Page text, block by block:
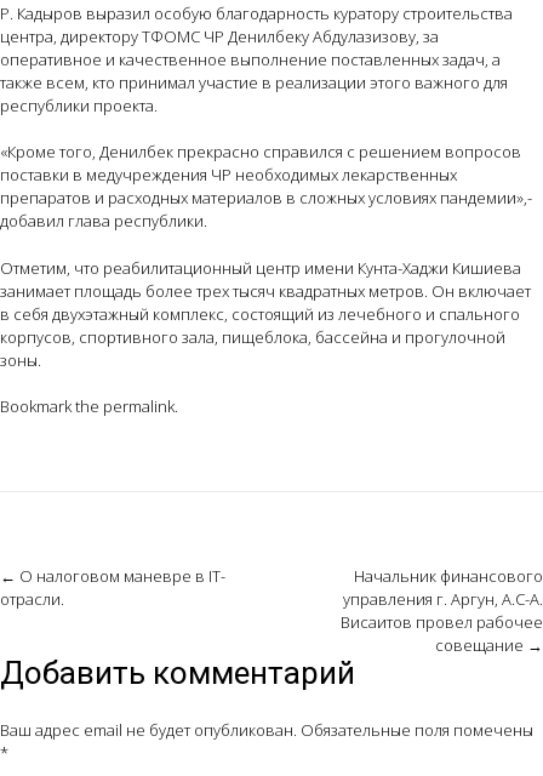
Р. Кадыров выразил особую благодарность куратору строительства
центра, директору ТФОМС ЧР Денилбеку Абдулазизову, за
оперативное и качественное выполнение поставленных задач, а
также всем, кто принимал участие в реализации этого важного для
республики проекта.
«Кроме того, Денилбек прекрасно справился с решением вопросов
поставки в медучреждения ЧР необходимых лекарственных
препаратов и расходных материалов в сложных условиях пандемии»,-
добавил глава республики.
Отметим, что реабилитационный центр имени Кунта-Хаджи Кишиева
занимает площадь более трех тысяч квадратных метров. Он включает
в себя двухэтажный комплекс, состоящий из лечебного и спального
корпусов, спортивного зала, пищеблока, бассейна и прогулочной
зоны.
Bookmark the permalink.
Post
navigation
← О налоговом маневре в IT-
отрасли.
Начальник финансового
управления г. Аргун, А.С-А.
Висаитов провел рабочее
совещание →
Добавить комментарий
Ваш адрес email не будет опубликован. Обязательные поля помечены
*